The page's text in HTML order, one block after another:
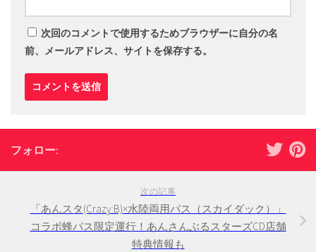
次回のコメントで使用するためブラウザーに自分の名
前、メールアドレス、サイトを保存する。
フォロー:
次の記事
「あんスタ(Crazy:B)×水陸両用バス（スカイダック）」
コラボ蜂バス限定運行！あんさんぶるスターズCD店舗
特典情報も